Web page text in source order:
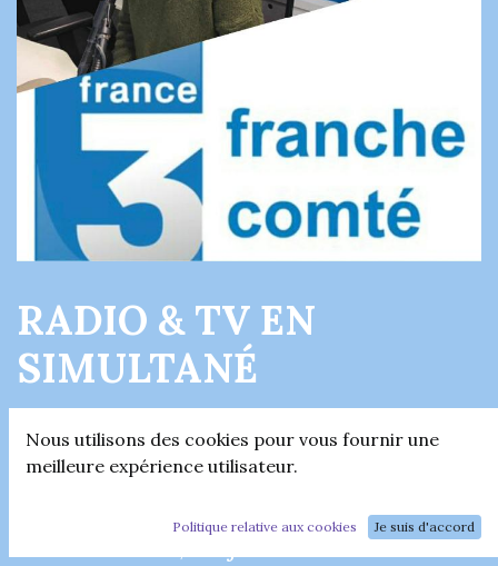
RADIO & TV EN
SIMULTANÉ
Voici la rediffusion de l'émission
18 mars 2026, où je suis venue
Nous utilisons des cookies pour vous fournir une
meilleure expérience utilisateur.
Politique relative aux cookies Je suis d'accord